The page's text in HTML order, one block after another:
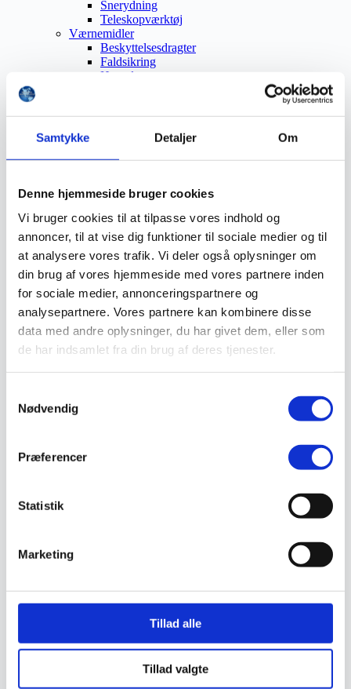
Samtykke Detaljer Om
Denne hjemmeside bruger cookies
Vi bruger cookies til at tilpasse vores indhold og
annoncer, til at vise dig funktioner til sociale medier og til
at analysere vores trafik. Vi deler også oplysninger om
din brug af vores hjemmeside med vores partnere inden
for sociale medier, annonceringspartnere og
analysepartnere. Vores partnere kan kombinere disse
data med andre oplysninger, du har givet dem, eller som
de har indsamlet fra din brug af deres tjenester.
Nødvendig
Præferencer
Statistik
Marketing
Tillad alle
Tillad valgte
Snerydning
Teleskopværktøj
Værnemidler
Beskyttelsesdragter
Faldsikring
Hovedværn
Øjenværn
Åndedrætsværn
Beklædning
Brandmateriel
Affaldsbeholdere
Afspærring
Førstehjælp
Handsker
Hygiejne
Kemi håndtering
Plejeprodukter
Sikkerhedsfodtøj
Såler
Sandal
Sko
Støvler
Støvlet
Valg af sikkerhedssko
Stiger
Skilte
Afspærring
Pullert
Trafikspejle